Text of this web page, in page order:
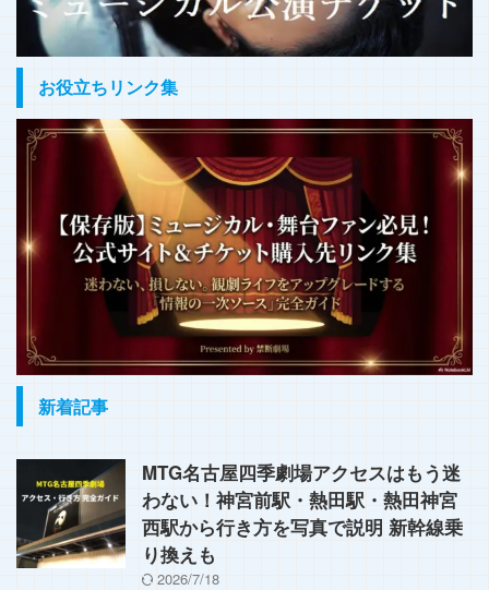
お役立ちリンク集
新着記事
MTG名古屋四季劇場アクセスはもう迷
わない！神宮前駅・熱田駅・熱田神宮
西駅から行き方を写真で説明 新幹線乗
り換えも
2026/7/18